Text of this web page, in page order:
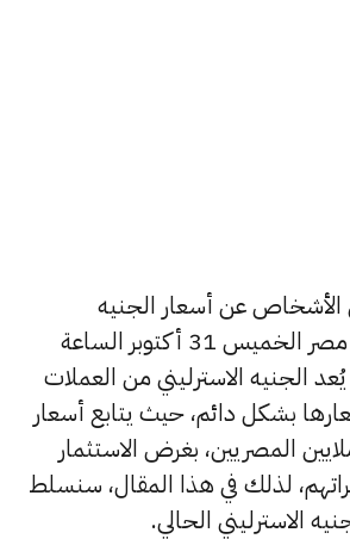
الأشخاص عن أسعار الجنيه
الاسترليني اليوم في مصر الخميس 31 أكتوبر الساعة
يُعد الجنيه الاسترليني من العملات
بشكل دائم، حيث يتابع أسعار
المصريين، بغرض الاستثمار
لذلك في هذا المقال، سنسلط
الاسترليني الحالي.